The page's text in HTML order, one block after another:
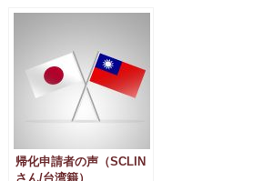
帰化申請者の声（SCLIN
さん/台湾籍）